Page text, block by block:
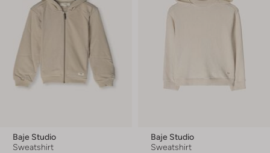
Baje Studio
Sweatshirt
Baje Studio
Sweatshirt